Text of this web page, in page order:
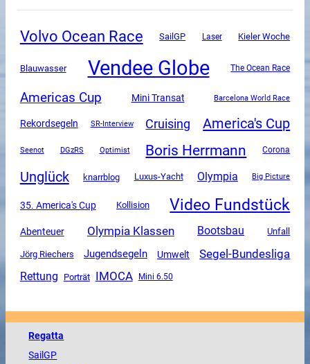
Volvo Ocean Race SailGP Laser Kieler Woche
Blauwasser Vendee Globe The Ocean Race
Americas Cup Mini Transat Barcelona World Race
Rekordsegeln SR-Interview Cruising America's Cup
Seenot DGzRS Optimist Boris Herrmann Corona
Unglück knarrblog Luxus-Yacht Olympia Big Picture
35. America's Cup Kollision Video Fundstück
Abenteuer Olympia Klassen Bootsbau Unfall
Jörg Riechers Jugendsegeln Umwelt Segel-Bundesliga
Rettung Porträt IMOCA Mini 6.50
Regatta
SailGP